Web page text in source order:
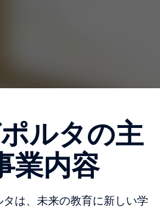
ルタの主
業内容
は、未来の教育に新しい学